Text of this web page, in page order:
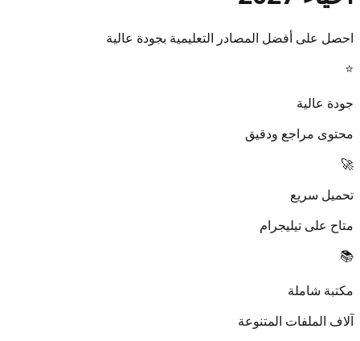
احصل على أفضل المصادر التعليمية بجودة عالية
⭐
جودة عالية
محتوى مراجع ودقيق
🚀
تحميل سريع
متاح على تيليجرام
📚
مكتبة شاملة
آلاف الملفات المتنوعة